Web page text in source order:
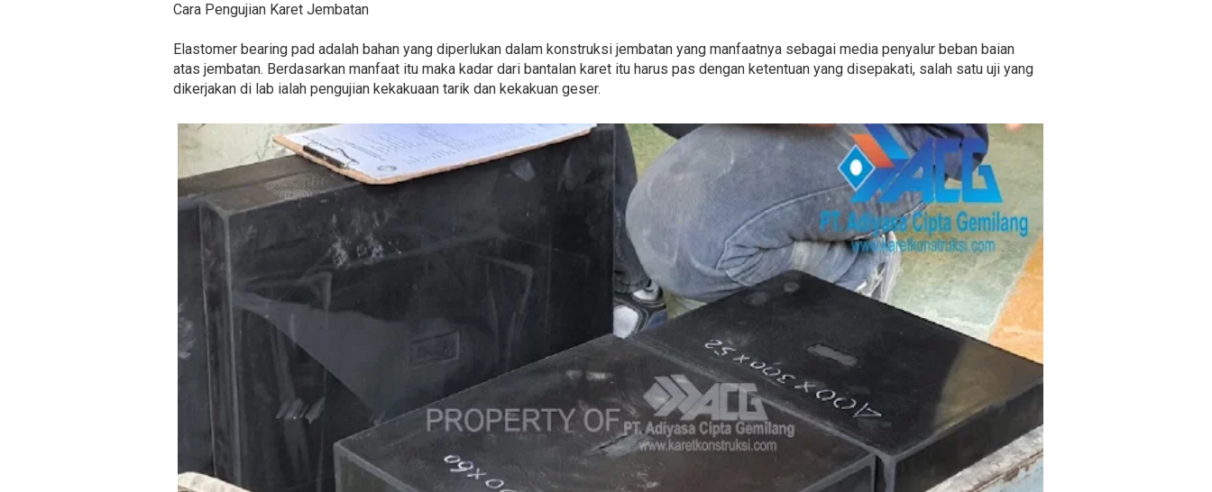
Cara Pengujian Karet Jembatan
Elastomer bearing pad adalah bahan yang diperlukan dalam konstruksi jembatan yang manfaatnya sebagai media penyalur beban baian
atas jembatan. Berdasarkan manfaat itu maka kadar dari bantalan karet itu harus pas dengan ketentuan yang disepakati, salah satu uji yang
dikerjakan di lab ialah pengujian kekakuaan tarik dan kekakuan geser.